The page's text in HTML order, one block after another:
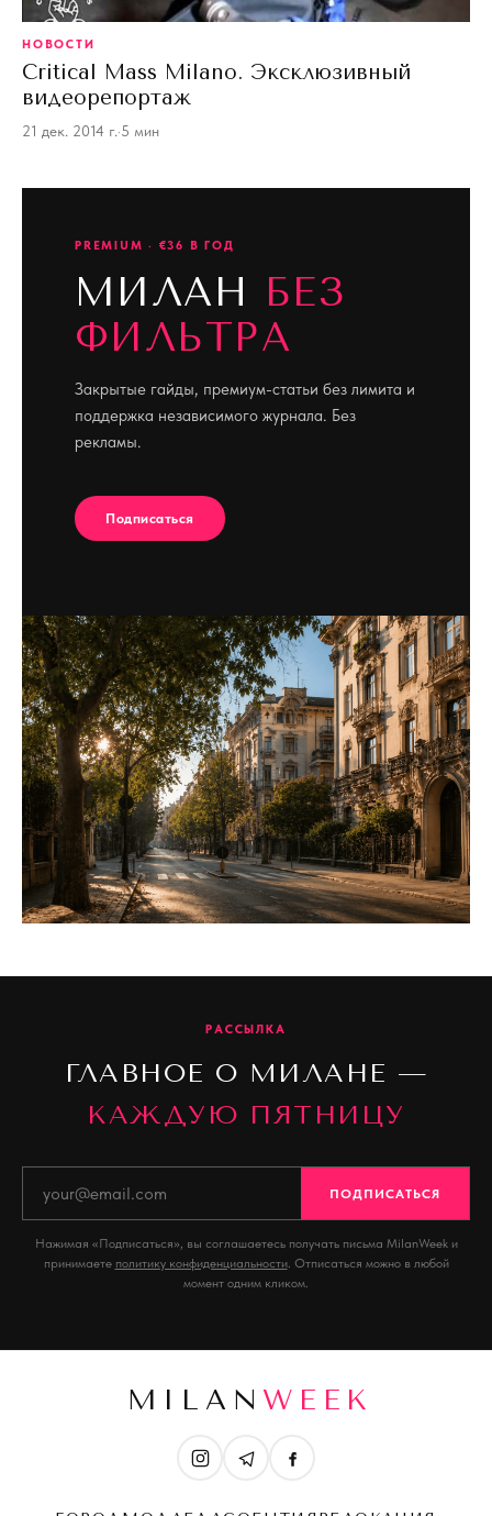
НОВОСТИ
Critical Mass Milano. Эксклюзивный
видеорепортаж
21 дек. 2014 г.·5 мин
PREMIUM · €36 В ГОД
МИЛАН БЕЗ
ФИЛЬТРА
Закрытые гайды, премиум-статьи без лимита и
поддержка независимого журнала. Без
рекламы.
Подписаться
РАССЫЛКА
ГЛАВНОЕ О МИЛАНЕ —
КАЖДУЮ ПЯТНИЦУ
ПОДПИСАТЬСЯ
Нажимая «Подписаться», вы соглашаетесь получать письма MilanWeek и
принимаете политику конфиденциальности. Отписаться можно в любой
момент одним кликом.
MILAN WEEK